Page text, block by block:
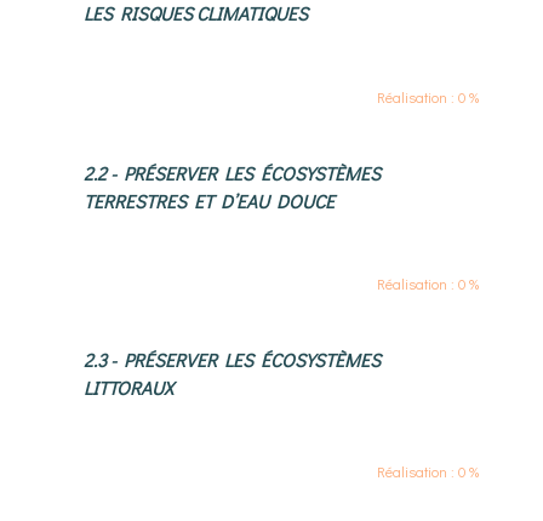
LES RISQUES CLIMATIQUES
Réalisation : 0 %
2.2 - PRÉSERVER LES ÉCOSYSTÈMES
TERRESTRES ET D’EAU DOUCE
Réalisation : 0 %
2.3 - PRÉSERVER LES ÉCOSYSTÈMES
LITTORAUX
Réalisation : 0 %